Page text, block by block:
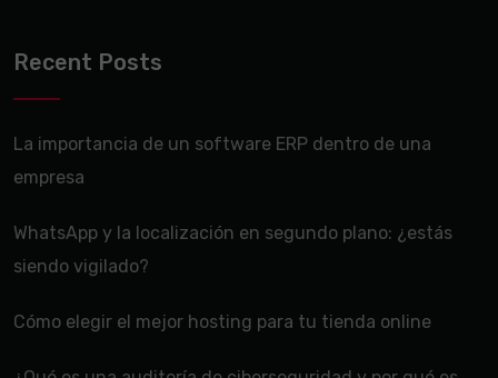
Recent Posts
La importancia de un software ERP dentro de una
empresa
WhatsApp y la localización en segundo plano: ¿estás
siendo vigilado?
Cómo elegir el mejor hosting para tu tienda online